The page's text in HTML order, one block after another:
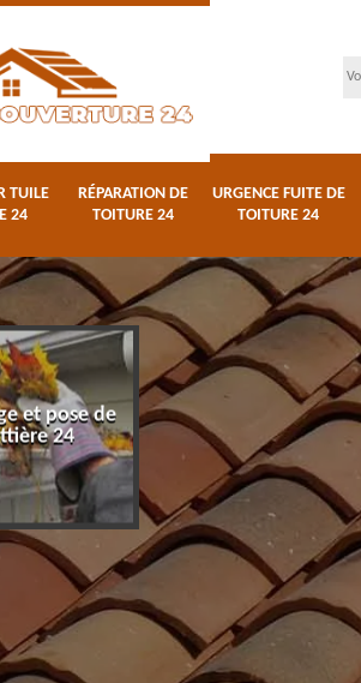
TUILE
24
RÉPARATION DE
TOITURE 24
URGENCE FUITE DE
TOITURE 24
et pose de
24
Peinture sur tuile et
toiture 24